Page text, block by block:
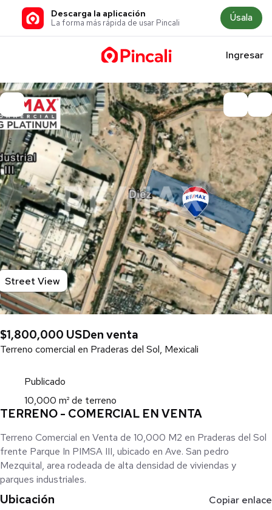
Descarga la aplicación
La forma más rápida de usar Pincali Úsala
Ingresar
Street View
$1,800,000 USDen venta
Terreno comercial en Praderas del Sol, Mexicali
Publicado
10,000 m² de terreno
TERRENO - COMERCIAL EN VENTA
Terreno Comercial en Venta de 10,000 M2 en Praderas del Sol
frente Parque In PIMSA III, ubicado en Ave. San pedro
Mezquital, area rodeada de alta densidad de viviendas y
parques industriales.
Ubicación Copiar enlace